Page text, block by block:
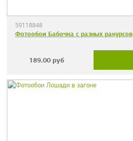
59118848
Фотообои Бабочка с разных ракурсов
189.00 руб